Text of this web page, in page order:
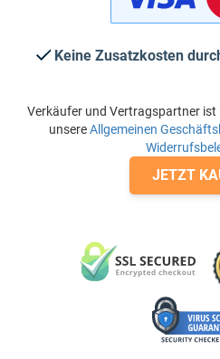
Keine Zusatzkosten
Verkäufer und Vertragspartner ist
unsereAllgemeinen
JETZT